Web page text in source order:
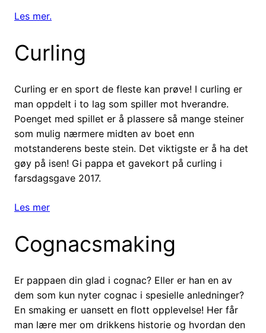
Les mer.
Curling
Curling er en sport de fleste kan prøve! I curling er
man oppdelt i to lag som spiller mot hverandre.
Poenget med spillet er å plassere så mange steiner
som mulig nærmere midten av boet enn
motstanderens beste stein. Det viktigste er å ha det
gøy på isen! Gi pappa et gavekort på curling i
farsdagsgave 2017.
Les mer
Cognacsmaking
Er pappaen din glad i cognac? Eller er han en av
dem som kun nyter cognac i spesielle anledninger?
En smaking er uansett en flott opplevelse! Her får
man lære mer om drikkens historie og hvordan den